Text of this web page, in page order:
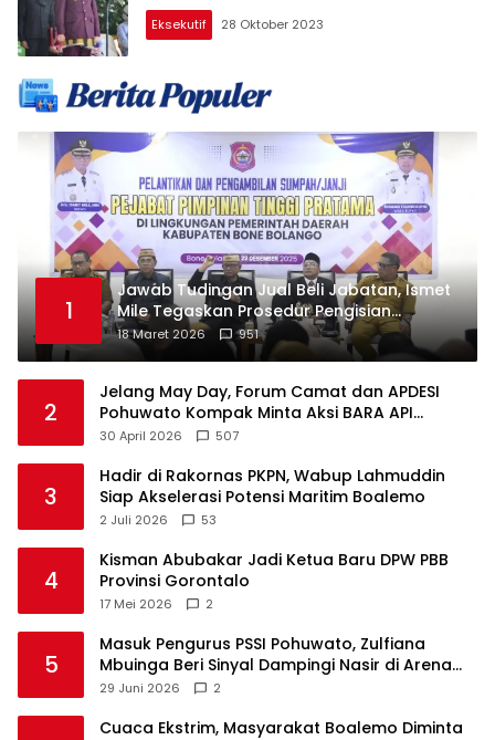
Eksekutif 28 Oktober 2023
1
Jawab Tudingan Jual Beli Jabatan, Ismet
Mile Tegaskan Prosedur Pengisian
Jabatan
18 Maret 2026 951
2
Jelang May Day, Forum Camat dan APDESI
Pohuwato Kompak Minta Aksi BARA API
Ditunda
30 April 2026 507
3
Hadir di Rakornas PKPN, Wabup Lahmuddin
Siap Akselerasi Potensi Maritim Boalemo
2 Juli 2026 53
4
Kisman Abubakar Jadi Ketua Baru DPW PBB
Provinsi Gorontalo
17 Mei 2026 2
5
Masuk Pengurus PSSI Pohuwato, Zulfiana
Mbuinga Beri Sinyal Dampingi Nasir di Arena
Politik ?
29 Juni 2026 2
Cuaca Ekstrim, Masyarakat Boalemo Diminta